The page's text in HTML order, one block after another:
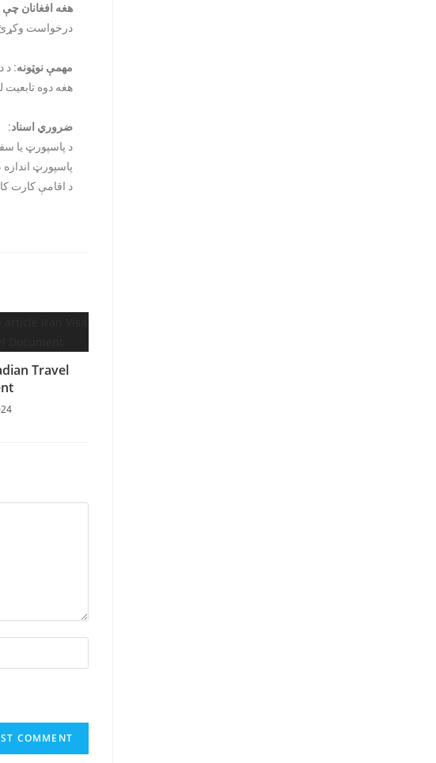
هغه افغانان
درخواست وکړئ.
مهمې نوټونه: د
هغه دوه
ضروري اسناد:
د پاسپورټ يا
پاسپورټ
د اقامې کارت
Travel